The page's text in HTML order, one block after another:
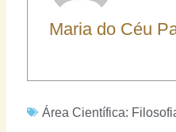
Maria do Céu
Área Científica: